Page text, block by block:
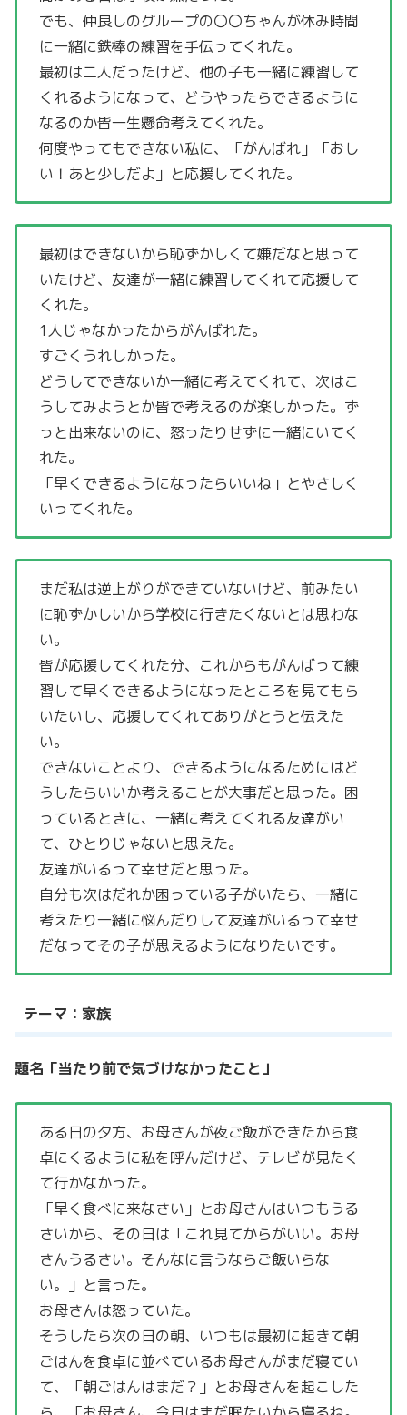
でも、仲良しのグループの〇〇ちゃんが休み時間
に一緒に鉄棒の練習を手伝ってくれた。
最初は二人だったけど、他の子も一緒に練習して
くれるようになって、どうやったらできるように
なるのか皆一生懸命考えてくれた。
何度やってもできない私に、「がんばれ」「おし
い！あと少しだよ」と応援してくれた。
最初はできないから恥ずかしくて嫌だなと思って
いたけど、友達が一緒に練習してくれて応援して
くれた。
1人じゃなかったからがんばれた。
すごくうれしかった。
どうしてできないか一緒に考えてくれて、次はこ
うしてみようとか皆で考えるのが楽しかった。ず
っと出来ないのに、怒ったりせずに一緒にいてく
れた。
「早くできるようになったらいいね」とやさしく
いってくれた。
まだ私は逆上がりができていないけど、前みたい
に恥ずかしいから学校に行きたくないとは思わな
い。
皆が応援してくれた分、これからもがんばって練
習して早くできるようになったところを見てもら
いたいし、応援してくれてありがとうと伝えた
い。
できないことより、できるようになるためにはど
うしたらいいか考えることが大事だと思った。困
っているときに、一緒に考えてくれる友達がい
て、ひとりじゃないと思えた。
友達がいるって幸せだと思った。
自分も次はだれか困っている子がいたら、一緒に
考えたり一緒に悩んだりして友達がいるって幸せ
だなってその子が思えるようになりたいです。
テーマ：家族
題名「当たり前で気づけなかったこと」
ある日の夕方、お母さんが夜ご飯ができたから食
卓にくるように私を呼んだけど、テレビが見たく
て行かなかった。
「早く食べに来なさい」とお母さんはいつもうる
さいから、その日は「これ見てからがいい。お母
さんうるさい。そんなに言うならご飯いらな
い。」と言った。
お母さんは怒っていた。
そうしたら次の日の朝、いつもは最初に起きて朝
ごはんを食卓に並べているお母さんがまだ寝てい
て、「朝ごはんはまだ？」とお母さんを起こした